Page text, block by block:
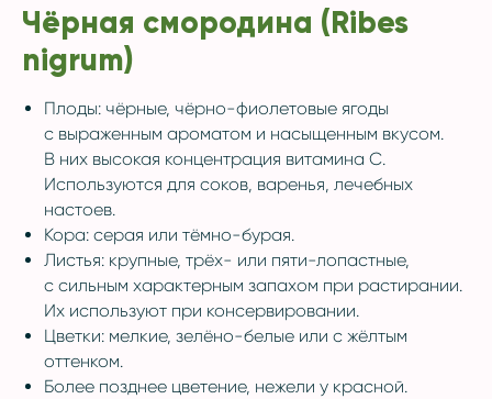
Чёрная смородина (Ribes
nigrum)
Плоды: чёрные, чёрно-фиолетовые ягоды
с выраженным ароматом и насыщенным вкусом.
В них высокая концентрация витамина C.
Используются для соков, варенья, лечебных
настоев.
Кора: серая или тёмно-бурая.
Листья: крупные, трёх- или пяти-лопастные,
с сильным характерным запахом при растирании.
Их используют при консервировании.
Цветки: мелкие, зелёно-белые или с жёлтым
оттенком.
Более позднее цветение, нежели у красной.